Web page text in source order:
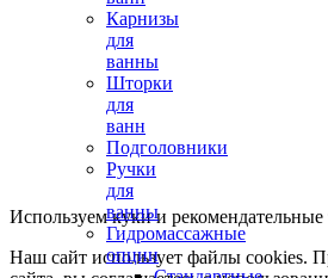
Карнизы
для
ванны
Шторки
для
ванн
Подголовники
Ручки
для
ванны
Гидромассажные
опции
Используем куки и рекомендательные
Наш сайт использует файлы cookies.